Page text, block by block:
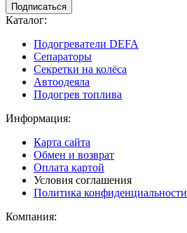
Подписаться
Каталог:
Подогреватели DEFA
Сепараторы
Секретки на колёса
Автоодеяла
Подогрев топлива
Информация:
Карта сайта
Обмен и возврат
Оплата картой
Условия соглашения
Политика конфиденциальности
Компания: